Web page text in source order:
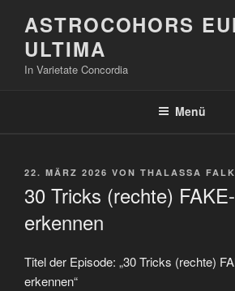
Inhalt
springen
ASTROCOHORS
ULTIMA
In Varietate Concordia
Menü
VERÖFFENTLICHT
22. MÄRZ 2026 VON THALASSA
30 Tricks (rechte)
erkennen
Titel der Episode: „30 Tricks (rechte)
erkennen“